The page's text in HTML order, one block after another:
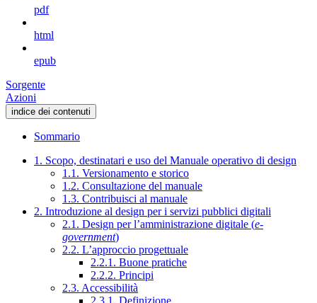
pdf
html
epub
Sorgente
Azioni
indice dei contenuti
Sommario
1. Scopo, destinatari e uso del Manuale operativo di design
1.1. Versionamento e storico
1.2. Consultazione del manuale
1.3. Contribuisci al manuale
2. Introduzione al design per i servizi pubblici digitali
2.1. Design per l’amministrazione digitale (e-
government)
2.2. L’approccio progettuale
2.2.1. Buone pratiche
2.2.2. Principi
2.3. Accessibilità
2.3.1. Definizione